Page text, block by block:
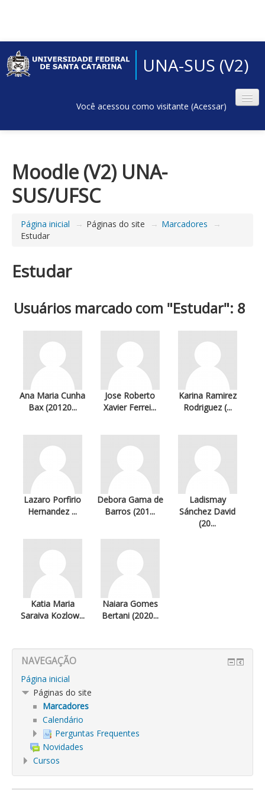
UNA-SUS (V2)
Você acessou como visitante (Acessar)
Moodle (V2) UNA-
SUS/UFSC
Página inicial → Páginas do site → Marcadores
→
Estudar
Estudar
Usuários marcado com "Estudar": 8
Ana Maria Cunha
Bax (20120...
Jose Roberto
Xavier Ferrei...
Karina Ramirez
Rodriguez (...
Lazaro Porfirio
Hernandez ...
Debora Gama de
Barros (201...
Ladismay
Sánchez David
(20...
Katia Maria
Saraiva Kozlow...
Naiara Gomes
Bertani (2020...
NAVEGAÇÃO
Página inicial
Páginas do site
Marcadores
Calendário
Perguntas Frequentes
Novidades
Cursos